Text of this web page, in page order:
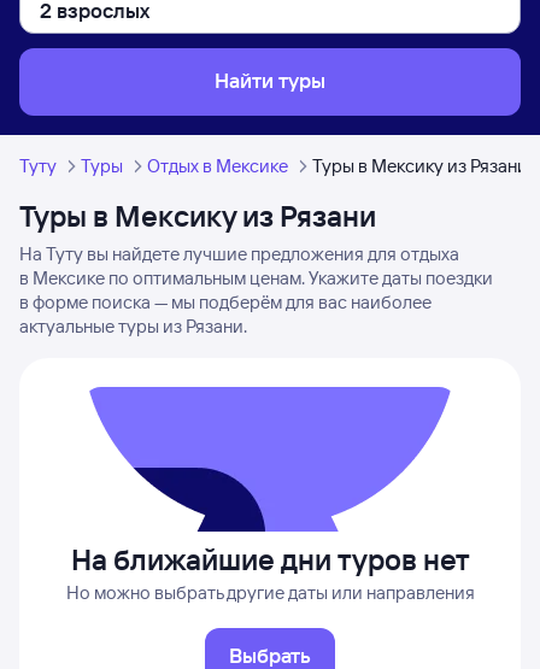
Найти туры
Туту Туры Отдых в Мексике Туры в Мексику из Рязани
Туры в Мексику из Рязани
На Туту вы найдете лучшие предложения для отдыха
в Мексике по оптимальным ценам. Укажите даты поездки
в форме поиска — мы подберём для вас наиболее
актуальные туры из Рязани.
На ближайшие дни туров нет
Но можно выбрать другие даты или направления
Выбрать